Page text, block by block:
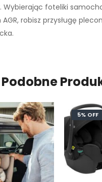
Wybierając foteliki
robisz przysługę
Podobne
5% OFF